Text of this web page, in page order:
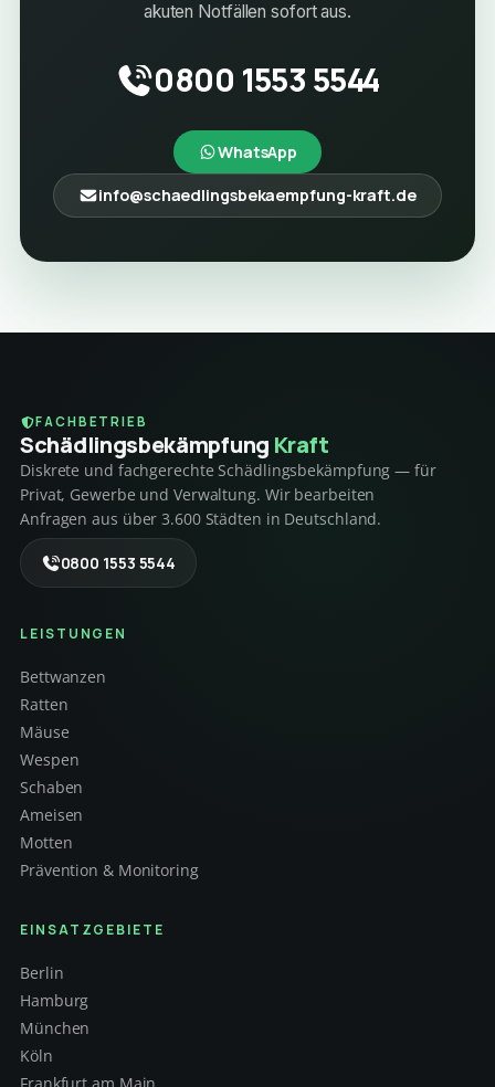
akuten Notfällen sofort aus.
0800 1553 5544
WhatsApp
info@schaedlingsbekaempfung-kraft.de
FACHBETRIEB
Schädlings­bekämpfung Kraft
Diskrete und fachgerechte Schädlingsbekämpfung — für
Privat, Gewerbe und Verwaltung. Wir bearbeiten
Anfragen aus über 3.600 Städten in Deutschland.
0800 1553 5544
LEISTUNGEN
Bettwanzen
Ratten
Mäuse
Wespen
Schaben
Ameisen
Motten
Prävention & Monitoring
EINSATZGEBIETE
Berlin
Hamburg
München
Köln